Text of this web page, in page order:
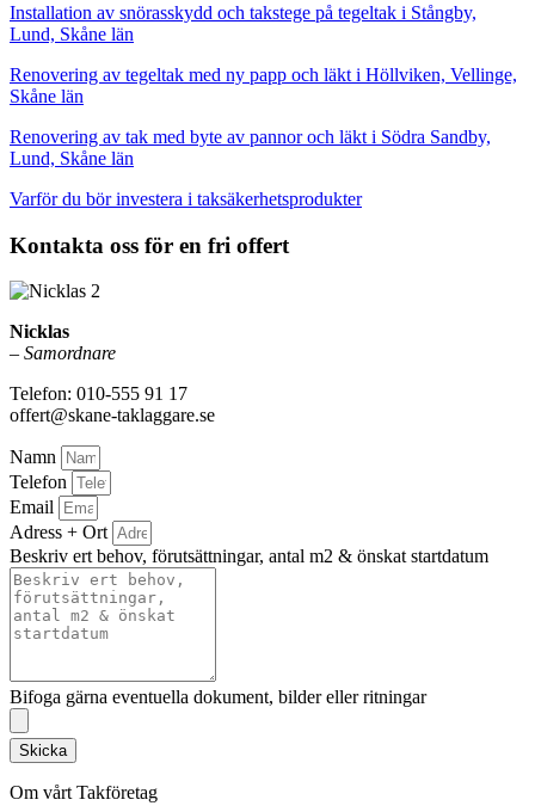
Installation av snörasskydd och takstege på tegeltak i Stångby,
Lund, Skåne län
Renovering av tegeltak med ny papp och läkt i Höllviken, Vellinge,
Skåne län
Renovering av tak med byte av pannor och läkt i Södra Sandby,
Lund, Skåne län
Varför du bör investera i taksäkerhetsprodukter
Kontakta oss för en fri offert
Nicklas
– Samordnare
Telefon: 010-555 91 17
offert@skane-taklaggare.se
Namn
Telefon
Email
Adress + Ort
Beskriv ert behov, förutsättningar, antal m2 & önskat startdatum
Bifoga gärna eventuella dokument, bilder eller ritningar
Skicka
Om vårt Takföretag